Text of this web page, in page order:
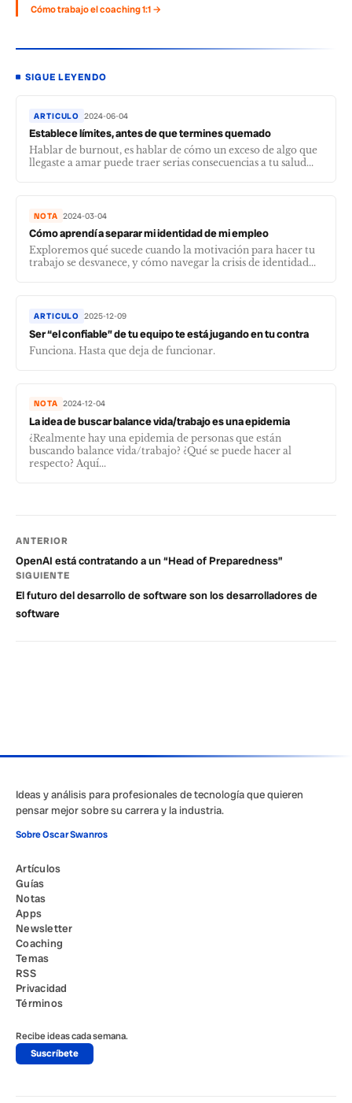
Cómo trabajo el coaching 1:1 →
SIGUE LEYENDO
ARTICULO 2024-06-04
Establece límites, antes de que termines quemado
Hablar de burnout, es hablar de cómo un exceso de algo que
llegaste a amar puede traer serias consecuencias a tu salud...
NOTA 2024-03-04
Cómo aprendí a separar mi identidad de mi empleo
Exploremos qué sucede cuando la motivación para hacer tu
trabajo se desvanece, y cómo navegar la crisis de identidad...
ARTICULO 2025-12-09
Ser “el confiable” de tu equipo te está jugando en tu contra
Funciona. Hasta que deja de funcionar.
NOTA 2024-12-04
La idea de buscar balance vida/trabajo es una epidemia
¿Realmente hay una epidemia de personas que están
buscando balance vida/trabajo? ¿Qué se puede hacer al
respecto? Aquí...
ANTERIOR
OpenAI está contratando a un “Head of Preparedness”
SIGUIENTE
El futuro del desarrollo de software son los desarrolladores de
software
Ideas y análisis para profesionales de tecnología que quieren
pensar mejor sobre su carrera y la industria.
Sobre Oscar Swanros
Artículos
Guías
Notas
Apps
Newsletter
Coaching
Temas
RSS
Privacidad
Términos
Recibe ideas cada semana.
Suscríbete